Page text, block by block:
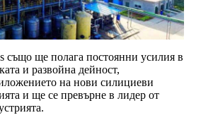
също ще полага постоянни усилия в
и развойна дейност,
на нови силициеви
и ще се превърне в лидер от